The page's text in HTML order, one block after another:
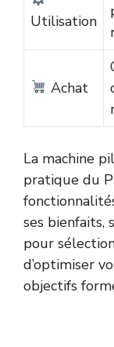
Utilisation
Achat
La machine
pratique du
ses bienfaits,
pour
d’optimiser
objectifs